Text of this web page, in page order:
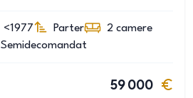
<1977 Parter 2 camere
Semidecomandat
59 000